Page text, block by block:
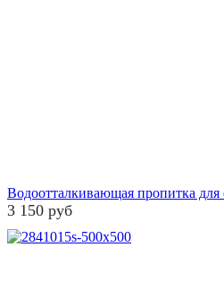
Водоотталкивающая пропитка
3 150 руб